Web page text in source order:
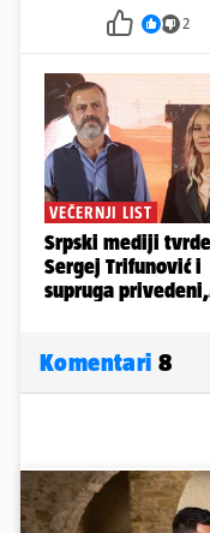
2
Komentari 8